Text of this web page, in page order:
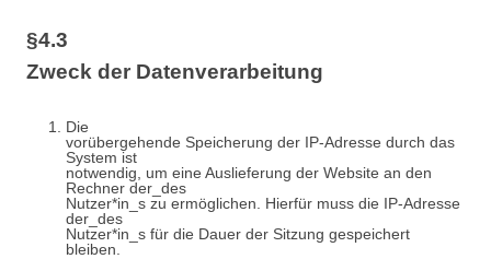
§4.3
Zweck der Datenverarbeitung
Die
vorübergehende Speicherung der IP-Adresse durch das
System ist
notwendig, um eine Auslieferung der Website an den
Rechner der_des
Nutzer*in_s zu ermöglichen. Hierfür muss die IP-Adresse
der_des
Nutzer*in_s für die Dauer der Sitzung gespeichert
bleiben.